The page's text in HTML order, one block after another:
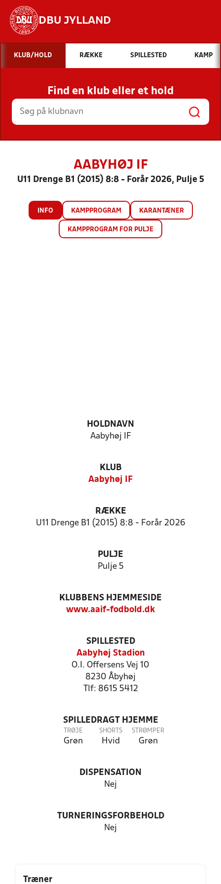
DBU JYLLAND
Hvad vil du søge efter?
INDHOLD OG NYHEDER
STILLINGER, RESULTATER, KLUBBER OG
HOLD
KLUB/HOLD RÆKKE SPILLESTED KAMP
Find en klub eller et hold
AABYHØJ IF
U11 Drenge B1 (2015) 8:8 - Forår 2026, Pulje 5
INFO KAMPPROGRAM KARANTÆNER
KAMPPROGRAM FOR PULJE
HOLDNAVN
Aabyhøj IF
KLUB
Aabyhøj IF
RÆKKE
U11 Drenge B1 (2015) 8:8 - Forår 2026
PULJE
Pulje 5
KLUBBENS HJEMMESIDE
www.aaif-fodbold.dk
SPILLESTED
Aabyhøj Stadion
O.I. Offersens Vej 10
8230 Åbyhøj
Tlf: 8615 5412
SPILLEDRAGT HJEMME
TRØJE
Grøn
SHORTS
Hvid
STRØMPER
Grøn
DISPENSATION
Nej
TURNERINGSFORBEHOLD
Nej
Træner